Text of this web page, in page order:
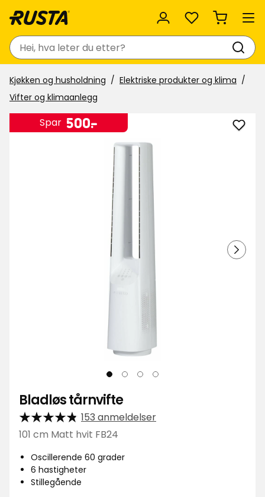
Favoritter
Søk
Kjøkken og husholdning
Elektriske produkter og klima
Vifter og klimaanlegg
Spar Pris
500-
.
kr
Legg
Bladløs tårnvifte
153 anmeldelser
101 cm Matt hvit FB24
Oscillerende 60 grader
6 hastigheter
Stillegående